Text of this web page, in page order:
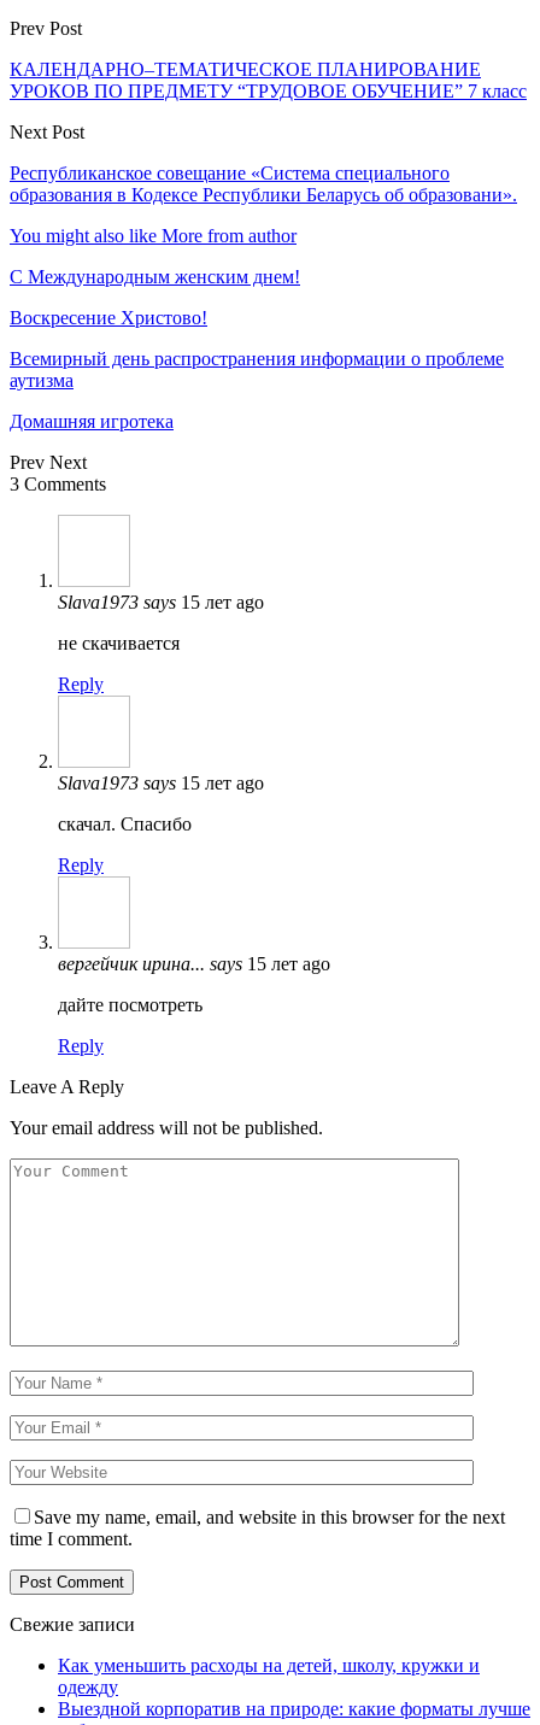
Prev Post
КАЛЕНДАРНО–ТЕМАТИЧЕСКОЕ ПЛАНИРОВАНИЕ
УРОКОВ ПО ПРЕДМЕТУ “ТРУДОВОЕ ОБУЧЕНИЕ” 7 класс
Next Post
Республиканское совещание «Система специального
образования в Кодексе Республики Беларусь об образовани».
You might also like More from author
С Международным женским днем!
Воскресение Xристово!
Всемирный день распространения информации о проблеме
аутизма
Домашняя игротека
Prev Next
3 Comments
Slava1973 says 15 лет ago
не скачивается
Reply
Slava1973 says 15 лет ago
скачал. Спасибо
Reply
вергейчик ирина... says 15 лет ago
дайте посмотреть
Reply
Leave A Reply
Your email address will not be published.
Save my name, email, and website in this browser for the next
time I comment.
Свежие записи
Как уменьшить расходы на детей, школу, кружки и
одежду
Выездной корпоратив на природе: какие форматы лучше